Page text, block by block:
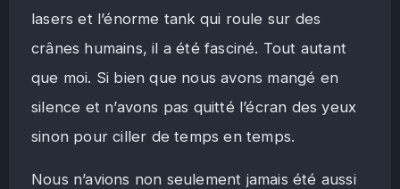
lasers et l’énorme tank qui roule sur des
crânes humains, il a été fasciné. Tout autant
que moi. Si bien que nous avons mangé en
silence et n’avons pas quitté l’écran des yeux
sinon pour ciller de temps en temps.
Nous n’avions non seulement jamais été aussi